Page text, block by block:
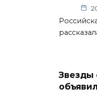
Звезды